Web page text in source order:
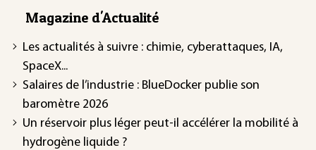
Magazine d'Actualité
Les actualités à suivre : chimie, cyberattaques, IA,
SpaceX...
Salaires de l’industrie : BlueDocker publie son
baromètre 2026
Un réservoir plus léger peut-il accélérer la mobilité à
hydrogène liquide ?